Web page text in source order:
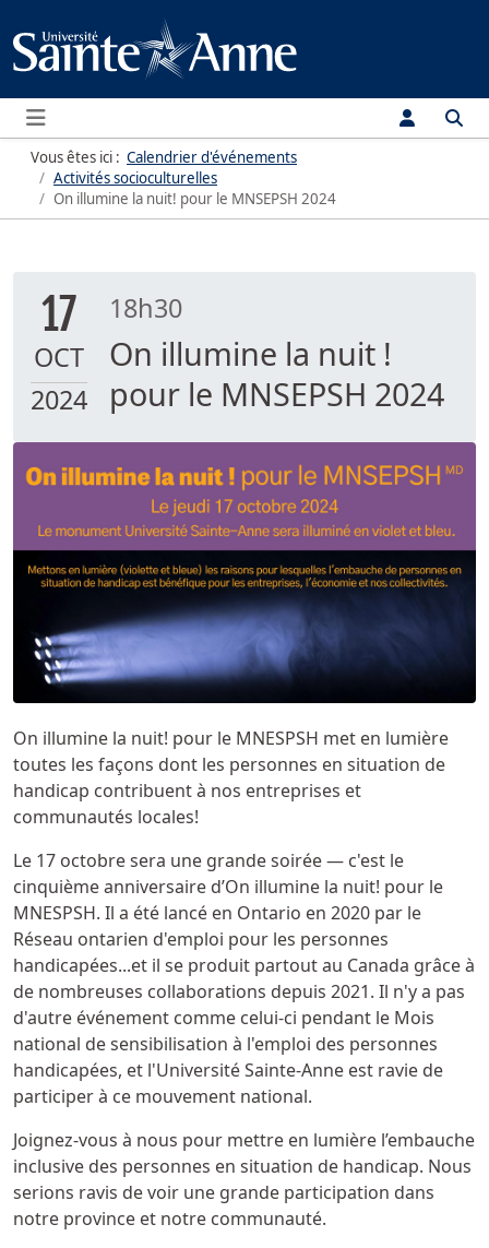
Menu
Vous êtes ici : Calendrier d'événements
Activités socioculturelles
On illumine la nuit! pour le MNSEPSH 2024
17
OCT
2024
18h30
On illumine la nuit !
pour le MNSEPSH 2024
On illumine la nuit! pour le MNESPSH met en lumière
toutes les façons dont les personnes en situation de
handicap contribuent à nos entreprises et
communautés locales!
Le 17 octobre sera une grande soirée — c'est le
cinquième anniversaire d’On illumine la nuit! pour le
MNESPSH. Il a été lancé en Ontario en 2020 par le
Réseau ontarien d'emploi pour les personnes
handicapées...et il se produit partout au Canada grâce à
de nombreuses collaborations depuis 2021. Il n'y a pas
d'autre événement comme celui-ci pendant le Mois
national de sensibilisation à l'emploi des personnes
handicapées, et l'Université Sainte-Anne est ravie de
participer à ce mouvement national.
Joignez-vous à nous pour mettre en lumière l’embauche
inclusive des personnes en situation de handicap. Nous
serions ravis de voir une grande participation dans
notre province et notre communauté.